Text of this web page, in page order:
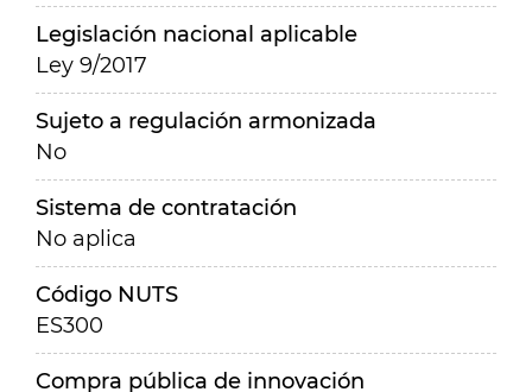
Legislación nacional aplicable
Ley 9/2017
Sujeto a regulación armonizada
No
Sistema de contratación
No aplica
Código NUTS
ES300
Compra pública de innovación